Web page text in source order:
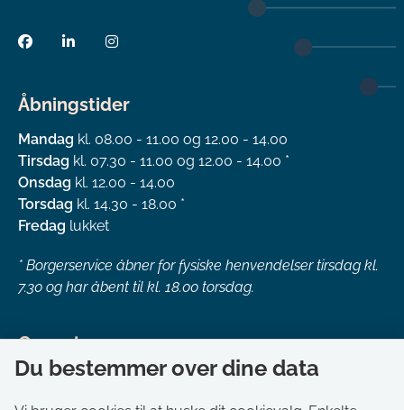
Åbningstider
Mandag kl. 08.00 - 11.00 og 12.00 - 14.00
Tirsdag kl. 07.30 - 11.00 og 12.00 - 14.00 *
Onsdag kl. 12.00 - 14.00
Torsdag kl. 14.30 - 18.00 *
Fredag lukket
* Borgerservice åbner for fysiske henvendelser tirsdag kl.
7.30 og har åbent til kl. 18.00 torsdag.
Genveje
Du bestemmer over dine data